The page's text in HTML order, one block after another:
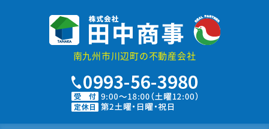
株式会社田中商事南九州市川辺町の不動産会社